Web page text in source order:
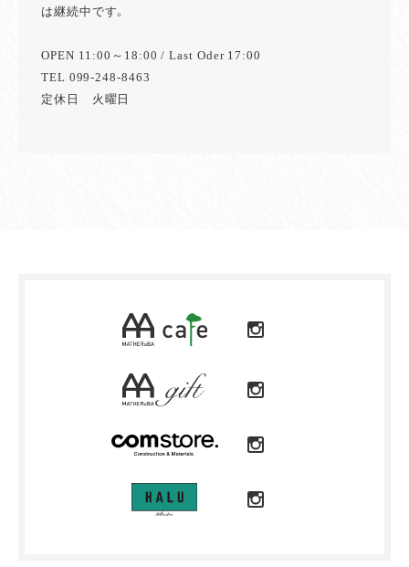
は継続中です。
OPEN 11:00～18:00 / Last Oder 17:00
TEL 099-248-8463
定休日 火曜日